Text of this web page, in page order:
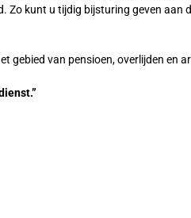
kunt u tijdig bijsturing geven aan
gebied van pensioen, overlijden en